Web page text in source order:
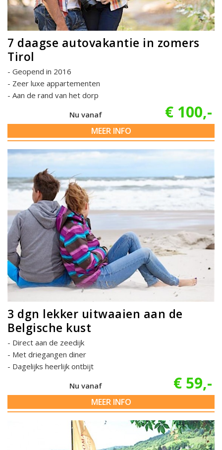
7 daagse autovakantie in zomers
Tirol
Geopend in 2016
Zeer luxe appartementen
Aan de rand van het dorp
Nu vanaf
€ 100,-
MEER INFO
3 dgn lekker uitwaaien aan de
Belgische kust
Direct aan de zeedijk
Met driegangen diner
Dagelijks heerlijk ontbijt
Nu vanaf
€ 59,-
MEER INFO